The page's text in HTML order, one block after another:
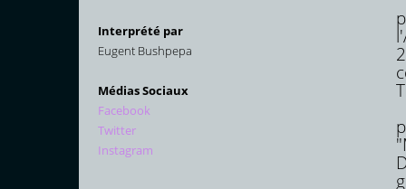
Interprété par
Eugent Bushpepa
Médias Sociaux
Facebook
Twitter
Instagram